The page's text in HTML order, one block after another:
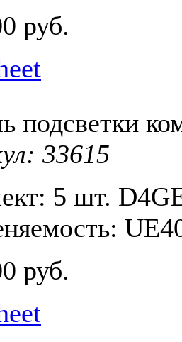
руб.
подсветки
33615
5 шт.
руб.